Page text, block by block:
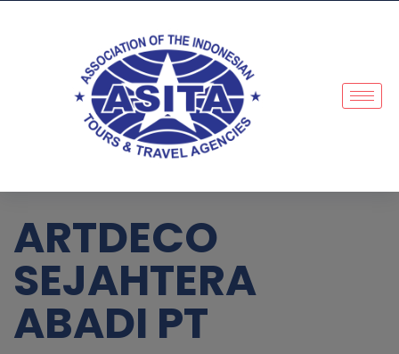
ARTDECO
SEJAHTERA
ABADI PT